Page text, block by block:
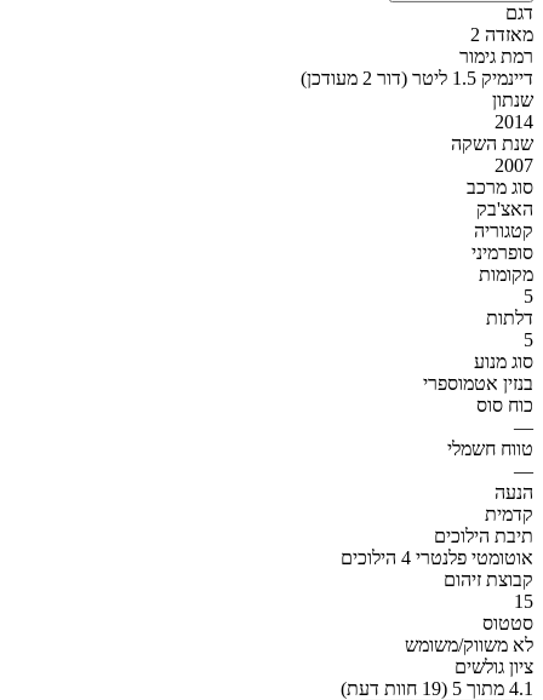
דגם
מאזדה 2
רמת גימור
דיינמיק 1.5 ליטר (דור 2 מעודכן)
שנתון
2014
שנת השקה
2007
סוג מרכב
האצ'בק
קטגוריה
סופרמיני
מקומות
5
דלתות
5
סוג מנוע
בנזין אטמוספרי
כוח סוס
—
טווח חשמלי
—
הנעה
קדמית
תיבת הילוכים
אוטומטי פלנטרי 4 הילוכים
קבוצת זיהום
15
סטטוס
לא משווק/משומש
ציון גולשים
4.1 מתוך 5 (19 חוות דעת)